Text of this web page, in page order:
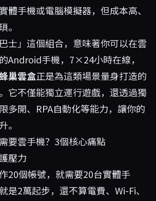
體手機或電腦模擬器，但成本高、
。
士」這個組合，意味著你可以在雲
Android手機，7×24小時在線，
巢雲盒正是為這類場景量身打造的
它不僅能獨立運行遊戲，還透過獨
多開、RPA自動化等能力，讓你的
。
要雲手機？3個核心痛點
壓力
20個帳號，就需要20台實體手
是2萬起步，還不算電費、Wi-Fi、